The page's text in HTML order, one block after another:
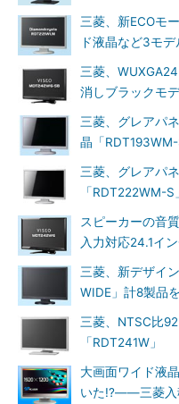
三菱、新ECOモ
ド液晶など3モデ
三菱、
消しブラックモ
三菱、グレアパ
晶「RDT193WM-
三菱、グレアパ
「RDT222WM-S」
スピーカーの音
入力対応24.1イ
三菱、新デザイ
WIDE」計8製品
三菱、NTSC比
「RDT241W」
大画面ワイド液
いた!?――三菱入